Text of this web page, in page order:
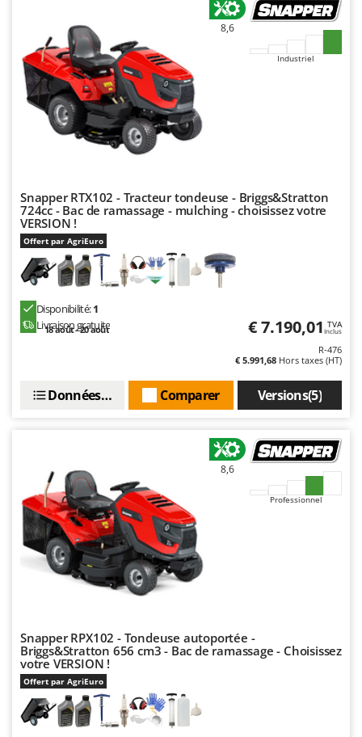
8,6
Industriel
Snapper RTX102 - Tracteur tondeuse - Briggs&Stratton
724cc - Bac de ramassage - mulching - choisissez votre
VERSION !
Offert par AgriEuro
Disponibilité:1
Livraison gratuite
18 août - 20 août € 7.190,01 TVA
Inclus
R-476
€ 5.991,68 Hors taxes (HT)
Versions(5)
Comparer
Données techniques
8,6
Professionnel
Snapper RPX102 - Tondeuse autoportée -
Briggs&Stratton 656 cm3 - Bac de ramassage - Choisissez
votre VERSION !
Offert par AgriEuro